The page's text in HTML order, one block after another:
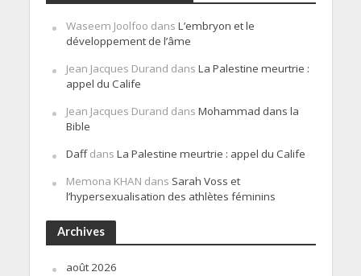
Waseem Joolfoo dans L’embryon et le
développement de l’âme
Jean Jacques Durand dans La Palestine meurtrie :
appel du Calife
Jean Jacques Durand dans Mohammad dans la
Bible
Daffdans La Palestine meurtrie : appel du Calife
Memona KHAN dans Sarah Voss et
l’hypersexualisation des athlètes féminins
Archives
août 2026